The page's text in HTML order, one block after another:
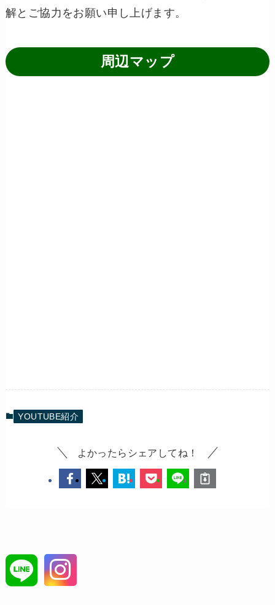
解とご協力をお願い申し上げます。
周辺マップ
YOUTUBE紹介
よかったらシェアしてね！